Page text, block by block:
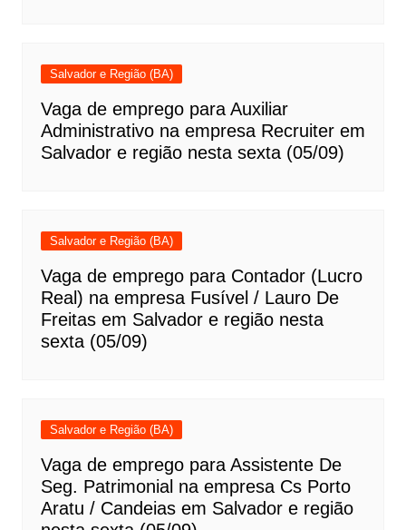
Salvador e Região (BA)
Vaga de emprego para Auxiliar
Administrativo na empresa Recruiter em
Salvador e região nesta sexta (05/09)
Salvador e Região (BA)
Vaga de emprego para Contador (Lucro
Real) na empresa Fusível / Lauro De
Freitas em Salvador e região nesta
sexta (05/09)
Salvador e Região (BA)
Vaga de emprego para Assistente De
Seg. Patrimonial na empresa Cs Porto
Aratu / Candeias em Salvador e região